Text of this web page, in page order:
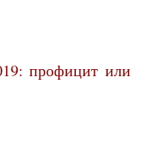
профицит или